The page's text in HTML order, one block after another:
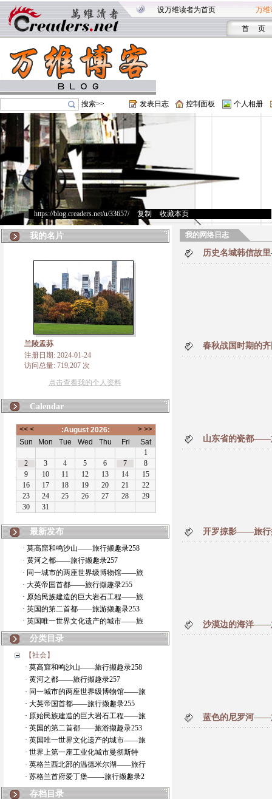
设万维读者为首页 万维
首 页
搜索>> 发表日志 控制面板 个人相册
https://blog.creaders.net/u/33657/> 复制 收藏本页
我的名片
兰陵孟荪
注册日期: 2024-01-24
访问总量: 719,207 次
点击查看我的个人资料
Calendar
最新发布
· 莫高窟和鸣沙山——旅行撷趣录258
· 黄河之都——旅行撷趣录257
· 同一城市的两座世界级博物馆——旅
· 大英帝国首都——旅行撷趣录255
· 原始民族建造的巨大岩石工程——旅
· 英国的第二首都——旅游撷趣录253
· 英国唯一世界文化遗产的城市——旅
分类目录
【社会】
· 莫高窟和鸣沙山——旅行撷趣录258
· 黄河之都——旅行撷趣录257
· 同一城市的两座世界级博物馆——旅
· 大英帝国首都——旅行撷趣录255
· 原始民族建造的巨大岩石工程——旅
· 英国的第二首都——旅游撷趣录253
· 英国唯一世界文化遗产的城市——旅
· 世界上第一座工业化城市曼彻斯特
· 英格兰西北部的温德米尔湖——旅行
· 苏格兰首府爱丁堡——-旅行撷趣录2
存档目录
我的网络日志
历史名城韩信故
春秋战国时期的
山东省的瓷都——
开罗掠影——旅行
沙漠边的海洋——
蓝色的尼罗河——